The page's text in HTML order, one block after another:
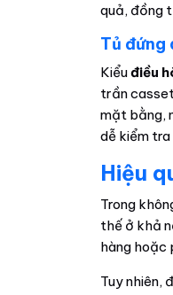
quả, đồng
Tủ đứng
Kiểuđiều
trần
mặt bằng,
dễ kiểm tra
Hiệu
Trong
thế ở khả
hàng hoặc
Tuy nhiên,